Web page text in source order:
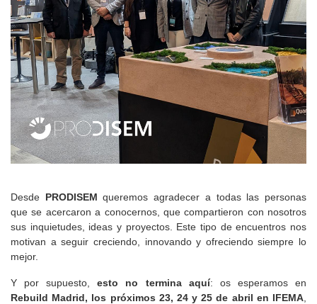
Desde PRODISEM queremos agradecer a todas las personas
que se acercaron a conocernos, que compartieron con nosotros
sus inquietudes, ideas y proyectos. Este tipo de encuentros nos
motivan a seguir creciendo, innovando y ofreciendo siempre lo
mejor.
Y por supuesto,esto no termina aquí: os esperamos en
Rebuild Madrid, los próximos 23, 24 y 25 de abril en IFEMA